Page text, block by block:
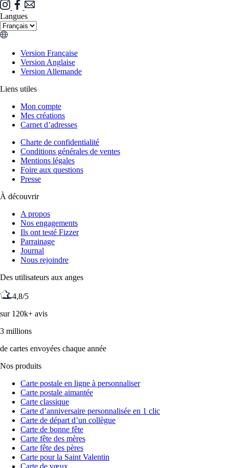
Langues
Version Française
Version Anglaise
Version Allemande
Liens utiles
Mon compte
Mes créations
Carnet d’adresses
Charte de confidentialité
Conditions générales de ventes
Mentions légales
Foire aux questions
Presse
À découvrir
A propos
Nos engagements
Ils ont testé Fizzer
Parrainage
Journal
Nous rejoindre
Des utilisateurs aux anges
4,8/5
sur 120k+ avis
3 millions
de cartes envoyées chaque année
Nos produits
Carte postale en ligne à personnaliser
Carte postale aimantée
Carte classique
Carte d’anniversaire personnalisée en 1 clic
Carte de départ d’un collègue
Carte de bonne fête
Carte fête des mères
Carte fête des pères
Carte pour la Saint Valentin
Carte de vœux